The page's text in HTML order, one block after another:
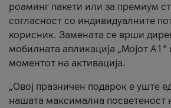
роаминг пакети или за премиум
согласност со индивидуалните
корисник. Замената се врши
мобилната апликација „Мојот
моментот на активација.
„Овој празничен подарок е уште
нашата максимална посветеност